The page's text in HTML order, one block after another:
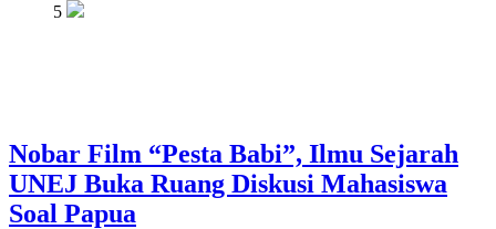
5
Nobar Film “Pesta Babi”, Ilmu Sejarah
UNEJ Buka Ruang Diskusi Mahasiswa
Soal Papua